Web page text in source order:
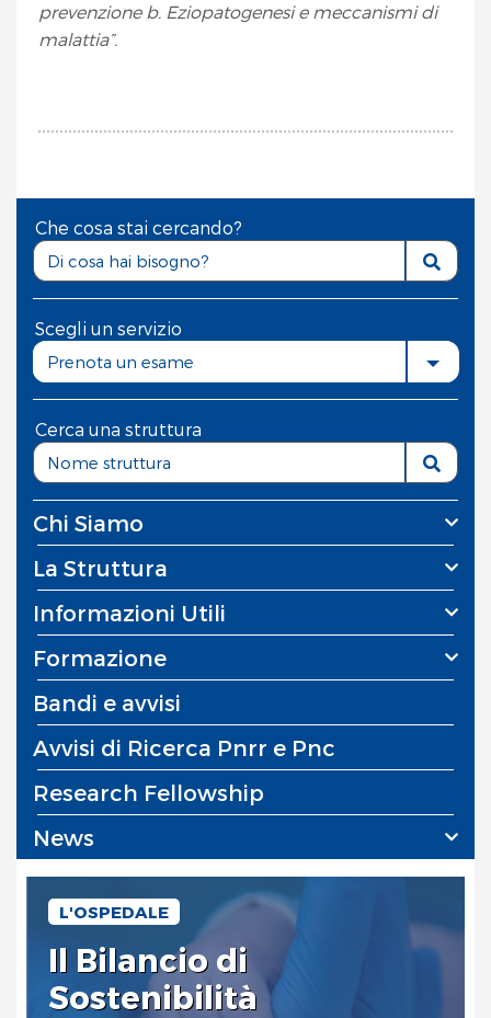
prevenzione b. Eziopatogenesi e meccanismi di
malattia”.
Che cosa stai cercando?
Scegli un servizio
Prenota un esame
Cerca una struttura
Chi Siamo
La Struttura
Informazioni Utili
Formazione
Bandi e avvisi
Avvisi di Ricerca Pnrr e Pnc
Research Fellowship
News
L'OSPEDALE
Il Bilancio di
Sostenibilità